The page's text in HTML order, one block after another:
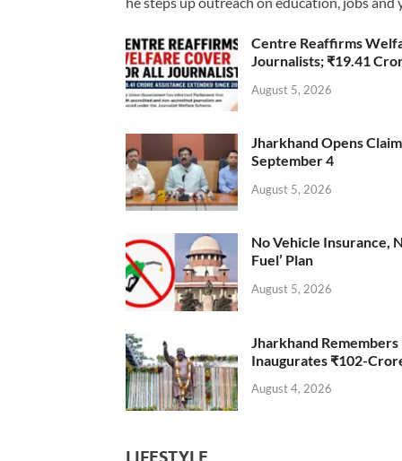
Centre Reaffirms
Journalists; ₹19.41
August 5, 2026
Jharkhand Opens
September 4
August 5, 2026
No Vehicle Insurance,
Fuel’ Plan
August 5, 2026
Jharkhand
Inaugurates ₹102-
August 4, 2026
LIFESTYLE